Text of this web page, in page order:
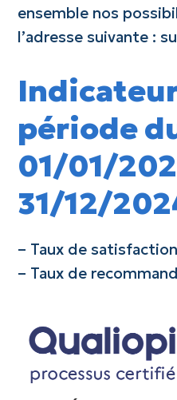
ensemble nos
l’adresse suivante :
période
01/01/
31/12/
– Taux de
– Taux de